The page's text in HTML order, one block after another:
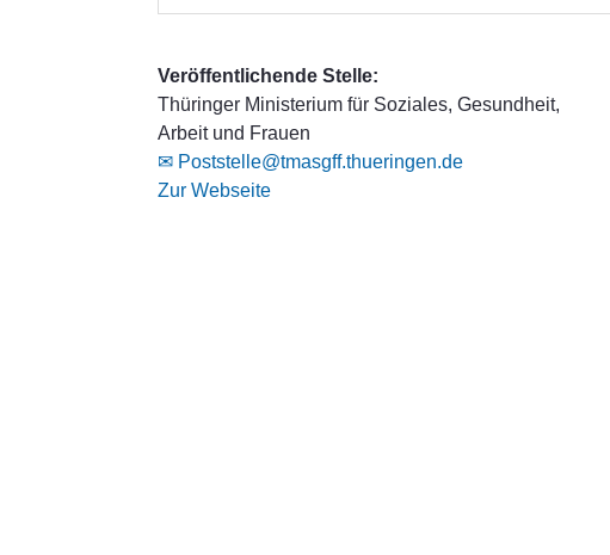
Veröffentlichende Stelle:
Thüringer Ministerium für Soziales, Gesundheit,
Arbeit und Frauen
✉ Poststelle@tmasgff.thueringen.de
Zur Webseite